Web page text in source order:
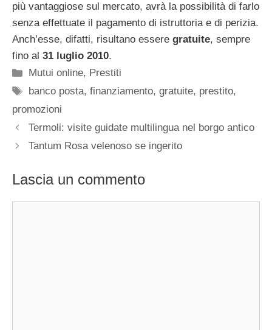
più vantaggiose sul mercato, avrà la possibilità di farlo
senza effettuate il pagamento di istruttoria e di perizia.
Anch’esse, difatti, risultano essere gratuite, sempre
fino al 31 luglio 2010.
Categorie
Mutui online, Prestiti
Tag
banco posta,finanziamento,gratuite, prestito,
promozioni
Termoli: visite guidate multilingua nel borgo antico
Tantum Rosa velenoso se ingerito
Lascia un commento